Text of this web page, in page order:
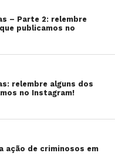
– Parte 2: relembre
publicamos no
relembre alguns dos
no Instagram!
ação de criminosos em